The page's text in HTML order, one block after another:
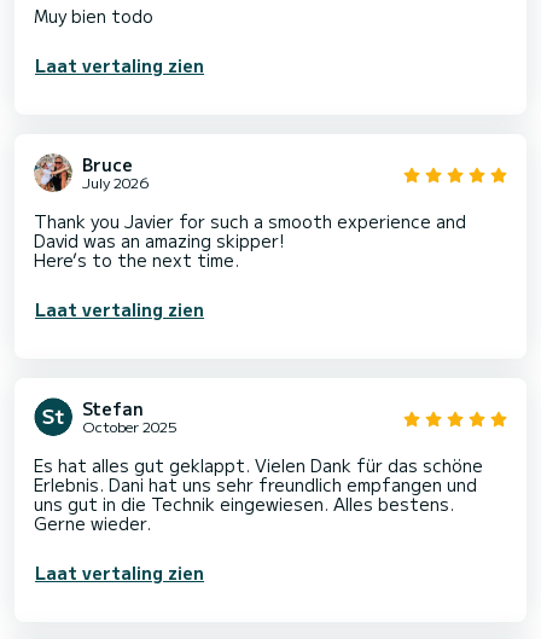
Muy bien todo
Laat vertaling zien
Bruce
July 2026
Thank you Javier for such a smooth experience and
David was an amazing skipper!
Here’s to the next time.
Laat vertaling zien
Stefan
October 2025
Es hat alles gut geklappt. Vielen Dank für das schöne
Erlebnis. Dani hat uns sehr freundlich empfangen und
uns gut in die Technik eingewiesen. Alles bestens.
Gerne wieder.
Laat vertaling zien